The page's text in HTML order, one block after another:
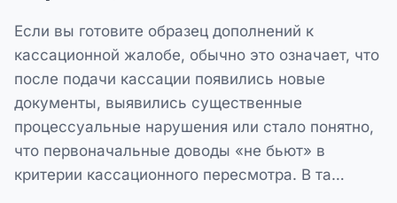
Если вы готовите образец дополнений к
кассационной жалобе, обычно это означает, что
после подачи кассации появились новые
документы, выявились существенные
процессуальные нарушения или стало понятно,
что первоначальные доводы «не бьют» в
критерии кассационного пересмотра. В та…